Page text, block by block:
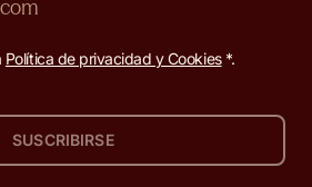
Política de privacidad y Cookies*.
SUSCRIBIRSE